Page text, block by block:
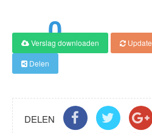
0
Score
Verslag downloaden Update
Delen
DELEN